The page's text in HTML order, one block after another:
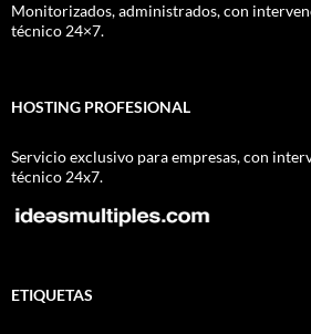
Monitorizados, administrados, con
técnico 24×7.
HOSTING PROFESIONAL
Servicio exclusivo para empresas, con
técnico 24x7.
ETIQUETAS